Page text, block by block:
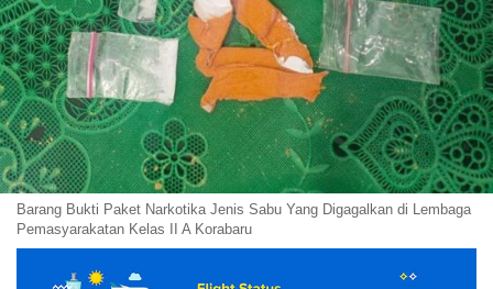
Barang Bukti Paket Narkotika Jenis Sabu Yang Digagalkan di Lembaga
Pemasyarakatan Kelas II A Korabaru